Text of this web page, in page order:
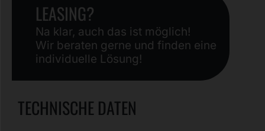
LEASING?
Na klar, auch das ist möglich!
Wir beraten gerne und finden eine
individuelle Lösung!
TECHNISCHE DATEN